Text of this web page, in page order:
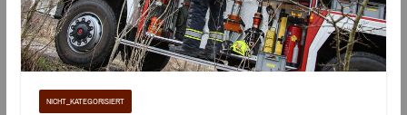
NICHT_KATEGORISIERT